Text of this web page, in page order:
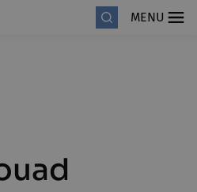
MENU